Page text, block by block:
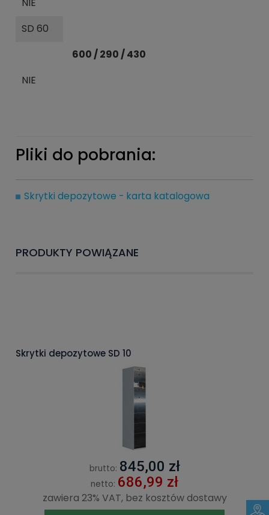
SD 60
600 / 290 / 430
NIE
Pliki do pobrania:
Skrytki depozytowe - karta katalogowa
PRODUKTY POWIĄZANE
Skrytki depozytowe SD 10
brutto: 845,00 zł
netto: 686,99 zł
zawiera 23% VAT, bez kosztów dostawy